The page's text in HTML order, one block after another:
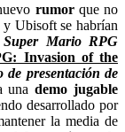
rumorque no
Ubisoft se habrían
Super Mario RPG
Invasion of the
de presentación de
unademo jugable
desarrollado por
la media de